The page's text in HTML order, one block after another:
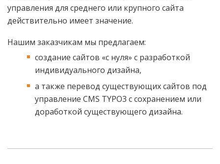
управления для среднего или крупного сайта
действительно имеет значение.
Нашим заказчикам мы предлагаем:
создание сайтов «с нуля» с разработкой
индивидуального дизайна,
а также перевод существующих сайтов под
управление CMS TYPO3 с сохранением или
доработкой существующего дизайна.